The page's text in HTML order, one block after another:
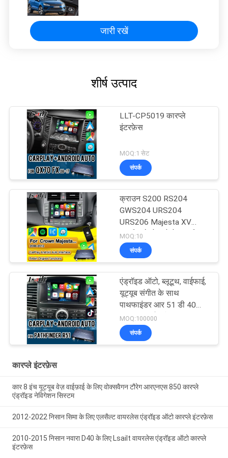
जारी रखें
शीर्ष उत्पाद
LLT-CP5019 कारप्ले
इंटरफ़ेस
MOQ:1 सेट
संपर्क
क्राउन S200 RS204
GWS204 URS204
URS206 Majesta XV
एथलीट सेलोन टोयोटा एकीकृत
एंड्रॉइड ऑटो के लिए वायरलेस
एप्पल कारप्ले बॉक्स
MOQ:10
संपर्क
एंड्रॉइड ऑटो, ब्लूटूथ, वाईफाई,
यूट्यूब संगीत के साथ
पाथफाइंडर आर 51 डी 40
नवरा 08आईटी के लिए
वायरलेस एप्पल कारप्ले इंटरफ़ेस
MOQ:100000
संपर्क
कारप्ले इंटरफ़ेस
कार 8 इंच यूट्यूब वेज़ वाईफ़ाई के लिए वोक्सवैगन टौरेग आरएनएस 850 कारप्ले
एंड्रॉइड नेविगेशन सिस्टम
2012-2022 निसान सिमा के लिए एलसैल्ट वायरलेस एंड्रॉइड ऑटो कारप्ले इंटरफ़ेस
2010-2015 निसान नवारा D40 के लिए Lsailt वायरलेस एंड्रॉइड ऑटो कारप्ले
इंटरफ़ेस